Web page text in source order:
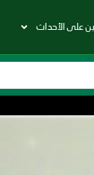
على الأحداث